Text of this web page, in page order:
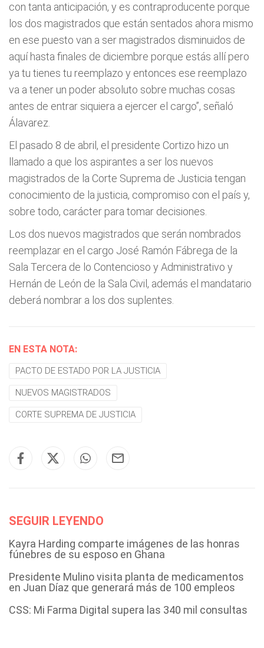
con tanta anticipación, y es contraproducente porque
los dos magistrados que están sentados ahora mismo
en ese puesto van a ser magistrados disminuidos de
aquí hasta finales de diciembre porque estás allí pero
ya tu tienes tu reemplazo y entonces ese reemplazo
va a tener un poder absoluto sobre muchas cosas
antes de entrar siquiera a ejercer el cargo”, señaló
Álavarez.
El pasado 8 de abril, el presidente Cortizo hizo un
llamado a que los aspirantes a ser los nuevos
magistrados de la Corte Suprema de Justicia tengan
conocimiento de la justicia, compromiso con el país y,
sobre todo, carácter para tomar decisiones.
Los dos nuevos magistrados que serán nombrados
reemplazar en el cargo José Ramón Fábrega de la
Sala Tercera de lo Contencioso y Administrativo y
Hernán de León de la Sala Civil, además el mandatario
deberá nombrar a los dos suplentes.
EN ESTA NOTA:
PACTO DE ESTADO POR LA JUSTICIA
NUEVOS MAGISTRADOS
CORTE SUPREMA DE JUSTICIA
SEGUIR LEYENDO
Kayra Harding comparte imágenes de las honras
fúnebres de su esposo en Ghana
Presidente Mulino visita planta de medicamentos
en Juan Díaz que generará más de 100 empleos
CSS: Mi Farma Digital supera las 340 mil consultas